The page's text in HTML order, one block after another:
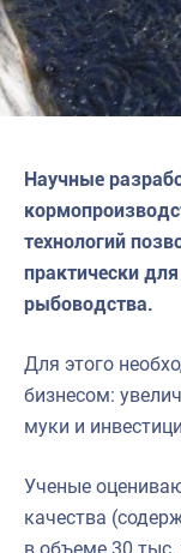
Научные
технологий
практически
рыбоводства.
Для этого
бизнесом:
муки и
Ученые
качества